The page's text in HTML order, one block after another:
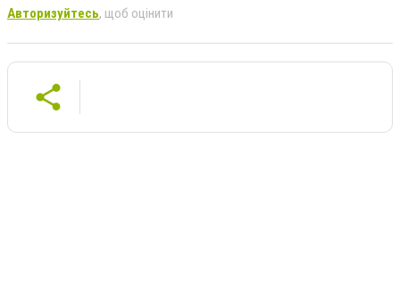
Авторизуйтесь, щоб оцінити